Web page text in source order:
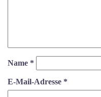
Name *
E-Mail-Adresse *